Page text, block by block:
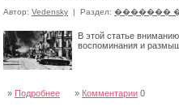
Автор: Vedensky | Раздел: �������
В этой статье
воспоминания и
» Подробнее » Комментарии 0